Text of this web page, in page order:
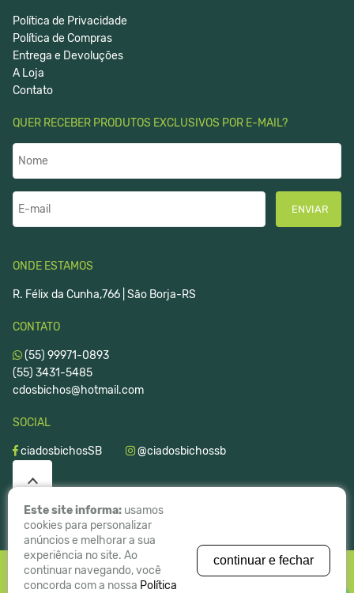
Política de Privacidade
Política de Compras
Entrega e Devoluções
A Loja
Contato
QUER RECEBER PRODUTOS EXCLUSIVOS POR E-MAIL?
ENVIAR
ONDE ESTAMOS
R. Félix da Cunha,766 | São Borja-RS
CONTATO
(55) 99971-0893
(55) 3431-5485
cdosbichos@hotmail.com
SOCIAL
ciadosbichosSB @ciadosbichossb
Este site informa: usamos
cookies para personalizar
anúncios e melhorar a sua
experiência no site. Ao
continuar navegando, você
concorda com a nossa Política
continuar e fechar